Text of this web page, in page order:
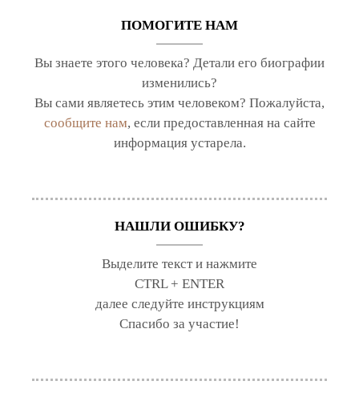
ПОМОГИТЕ НАМ
Вы знаете этого человека? Детали его биографии
изменились?
Вы сами являетесь этим человеком? Пожалуйста,
сообщите нам, если предоставленная на сайте
информация устарела.
НАШЛИ ОШИБКУ?
Выделите текст и нажмите
CTRL + ENTER
далее следуйте инструкциям
Спасибо за участие!